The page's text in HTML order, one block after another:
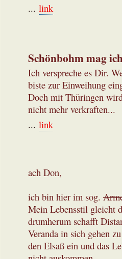
... link
Schönbohm mag
Ich verspreche es Dir.
biste zur Einweihung
Doch mit Thüringen
nicht mehr verkraften...
... link
ach Don,
ich bin hier im sog.
Mein Lebensstil gleicht
drumherum schafft
Veranda in sich gehen
den Elsaß ein und das